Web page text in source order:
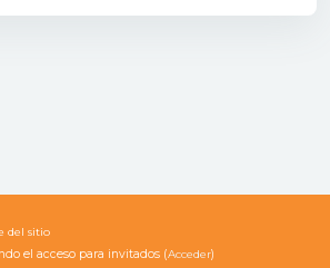
del sitio
el acceso para invitados (Acceder)